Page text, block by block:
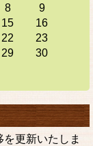
8
9
15
16
22
23
29
30
更新いたしま